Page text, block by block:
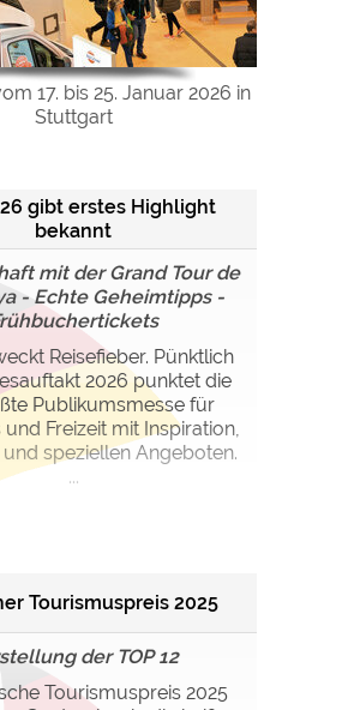
17. bis 25. Januar 2026 in
Stuttgart
gibt erstes Highlight
bekannt
mit der Grand Tour de
- Echte Geheimtipps -
Reisefieber. Pünktlich
2026 punktet die
Publikumsmesse für
Freizeit mit Inspiration,
speziellen Angeboten.
...
Tourismuspreis 2025
der TOP 12
Tourismuspreis 2025